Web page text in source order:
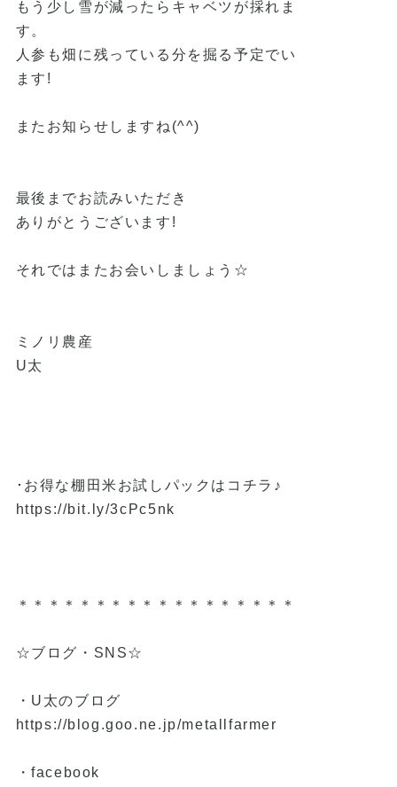
もう少し雪が減ったらキャベツが採れま
す。
人参も畑に残っている分を掘る予定でい
ます!
またお知らせしますね(^^)
最後までお読みいただき
ありがとうございます!
それではまたお会いしましょう☆
ミノリ農産
U太
･お得な棚田米お試しパックはコチラ♪
https://bit.ly/3cPc5nk
＊＊＊＊＊＊＊＊＊＊＊＊＊＊＊＊＊＊
☆ブログ・SNS☆
・U太のブログ
https://blog.goo.ne.jp/metallfarmer
・facebook